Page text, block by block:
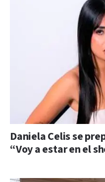
Daniela Celis se
“Voy a estar en el